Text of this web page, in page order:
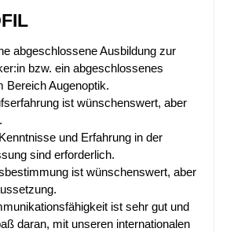
abgeschlossene Ausbildung zur
bzw. ein abgeschlossenes
Bereich Augenoptik.
ist wünschenswert, aber
und Erfahrung in der
sind erforderlich.
ist wünschenswert, aber
ist sehr gut und
daran, mit unseren internationalen